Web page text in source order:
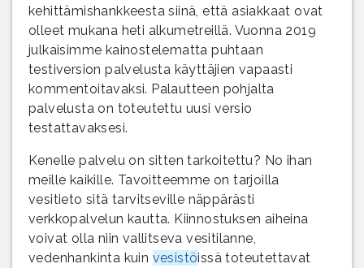
kehittämishankkeesta siinä, että asiakkaat ovat
olleet mukana heti alkumetreillä. Vuonna 2019
julkaisimme kainostelematta puhtaan
testiversion palvelusta käyttäjien vapaasti
kommentoitavaksi. Palautteen pohjalta
palvelusta on toteutettu uusi versio
testattavaksesi.
Kenelle palvelu on sitten tarkoitettu? No ihan
meille kaikille. Tavoitteemme on tarjoilla
vesitieto sitä tarvitseville näppärästi
verkkopalvelun kautta. Kiinnostuksen aiheina
voivat olla niin vallitseva vesitilanne,
vedenhankinta kuin vesistöissä toteutettavat